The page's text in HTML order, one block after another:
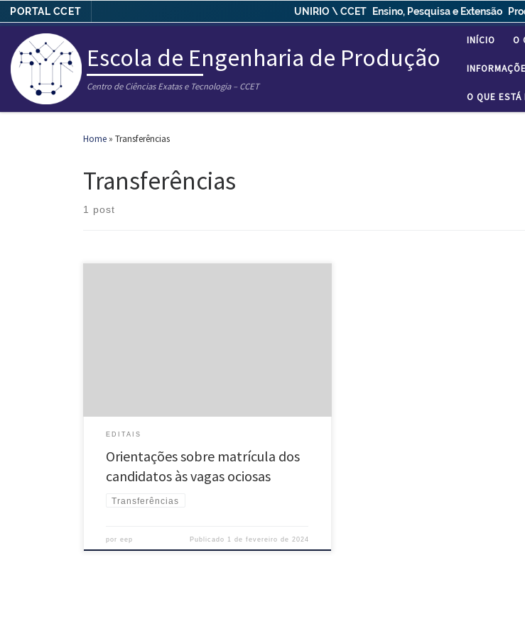
PORTAL CCET UNIRIO \ CCET Ensino, Pesquisa e Extensão
Skip to content
Escola de Engenharia de Produção
Centro de Ciências Exatas e Tecnologia – CCET
INÍCIO O
O QUE ESTÁ
Home » Transferências
Transferências
1 post
EDITAIS
Orientações sobre matrícula dos
candidatos às vagas ociosas
Transferências
poreep Publicado 1 de fevereiro de 2024